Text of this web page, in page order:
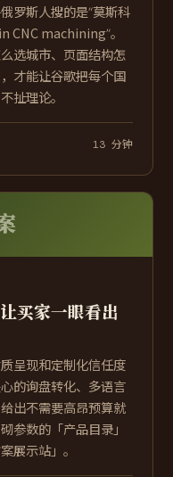
罗斯人搜的是“莫斯科
CNC machining”。
选城市、页面结构怎
才能让谷歌把每个国
扯理论。
13 分钟
买家一眼看出
呈现和定制化信任度
的询盘转化、多语言
出不需要高昂预算就
参数的「产品目录」
展示站」。